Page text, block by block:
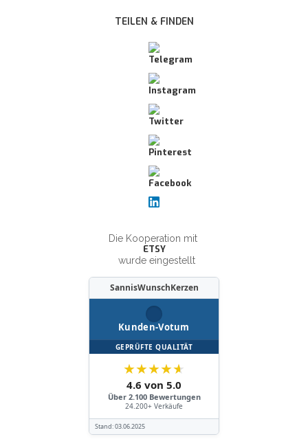
TEILEN & FINDEN
Die Kooperation mit
ETSY
wurde eingestellt
SannisWunschKerzen
Kunden-Votum
GEPRÜFTE QUALITÄT
★★★★★
4.6 von 5.0
Über 2.100 Bewertungen
24.200+ Verkäufe
Stand:03.06.2025